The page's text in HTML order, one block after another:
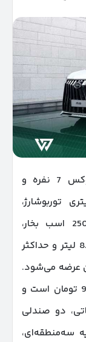
یک ون لوکس 7 نفره و
است که با موتور 2.0 لیتری توربوشارژ،
گیربکس 8 سرعته اتوماتیک، قدرت 250 اسب بخار،
گشتاور 400 نیوتن‌متر، مصرف ترکیبی 8.7 لیتر و حداکثر
عرضه می‌شود.
قیمت قطعی M8 GL برابر 9,530,700,000 تومان است و
دو صندلی
ایربگ، تهویه سه‌منطقه‌ای،